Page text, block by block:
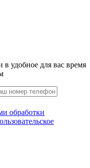
удобное для вас время
обработки